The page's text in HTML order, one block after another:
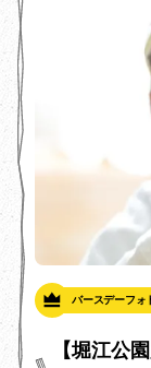
バースデーフォ
【堀江公